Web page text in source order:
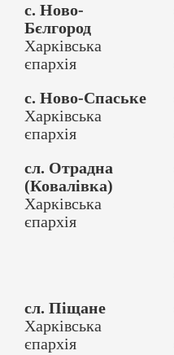
с. Ново-
Бєлгород
Харківська
єпархія
с. Ново-Спаське
Харківська
єпархія
сл. Отрадна
(Ковалівка)
Харківська
єпархія
сл. Піщане
Харківська
єпархія